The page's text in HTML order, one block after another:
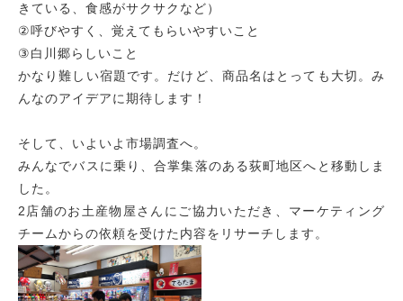
きている、食感がサクサクなど）
②呼びやすく、覚えてもらいやすいこと
③白川郷らしいこと
かなり難しい宿題です。だけど、商品名はとっても大切。み
んなのアイデアに期待します！
そして、いよいよ市場調査へ。
みんなでバスに乗り、合掌集落のある荻町地区へと移動しま
した。
2店舗のお土産物屋さんにご協力いただき、マーケティング
チームからの依頼を受けた内容をリサーチします。